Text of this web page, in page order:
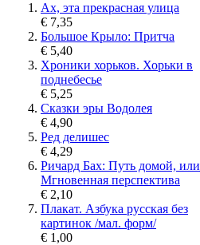
Ах, эта прекрасная улица
€ 7,35
Большое Крыло: Притча
€ 5,40
Хроники хорьков. Хорьки в
поднебесье
€ 5,25
Сказки эры Водолея
€ 4,90
Ред делишес
€ 4,29
Ричард Бах: Путь домой, или
Мгновенная перспектива
€ 2,10
Плакат. Азбука русская без
картинок /мал. форм/
€ 1,00